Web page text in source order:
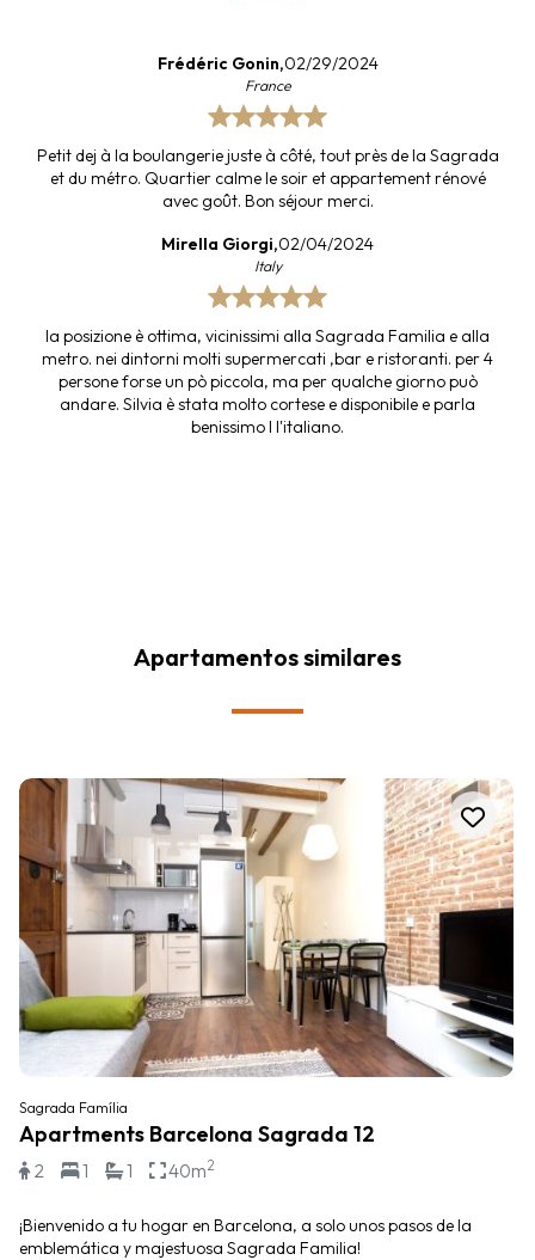
Frédéric Gonin,02/29/2024
France
Petit dej à la boulangerie juste à côté, tout près de la Sagrada
et du métro. Quartier calme le soir et appartement rénové
avec goût. Bon séjour merci.
Mirella Giorgi,02/04/2024
Italy
la posizione è ottima, vicinissimi alla Sagrada Familia e alla
metro. nei dintorni molti supermercati ,bar e ristoranti. per 4
persone forse un pò piccola, ma per qualche giorno può
andare. Silvia è stata molto cortese e disponibile e parla
benissimo l l'italiano.
Apartamentos similares
Sagrada Família
Apartments Barcelona Sagrada 12
2 1 1 40m2
¡Bienvenido a tu hogar en Barcelona, a solo unos pasos de la
emblemática y majestuosa Sagrada Familia!